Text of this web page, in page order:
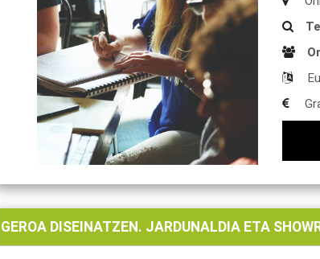
GEROA DISEINATZEN. JARDUNALDIA ETA